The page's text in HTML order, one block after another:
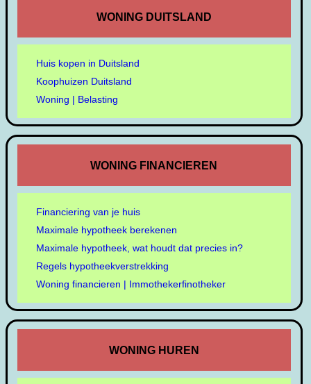
WONING DUITSLAND
Huis kopen in Duitsland
Koophuizen Duitsland
Woning | Belasting
WONING FINANCIEREN
Financiering van je huis
Maximale hypotheek berekenen
Maximale hypotheek, wat houdt dat precies in?
Regels hypotheekverstrekking
Woning financieren | Immothekerfinotheker
WONING HUREN